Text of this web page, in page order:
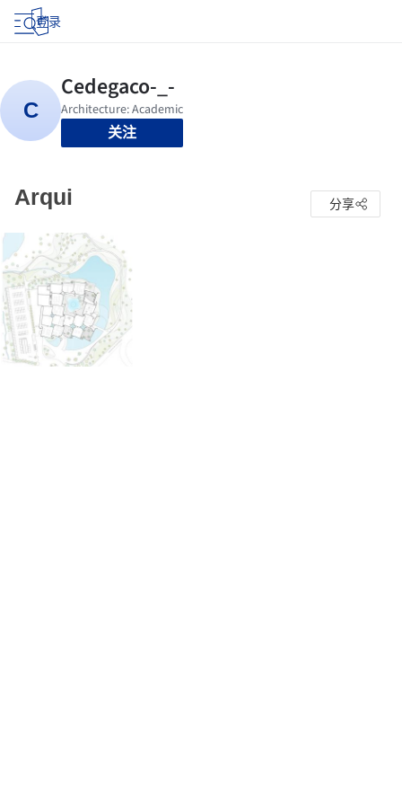
登录
关注
Arqui 分享